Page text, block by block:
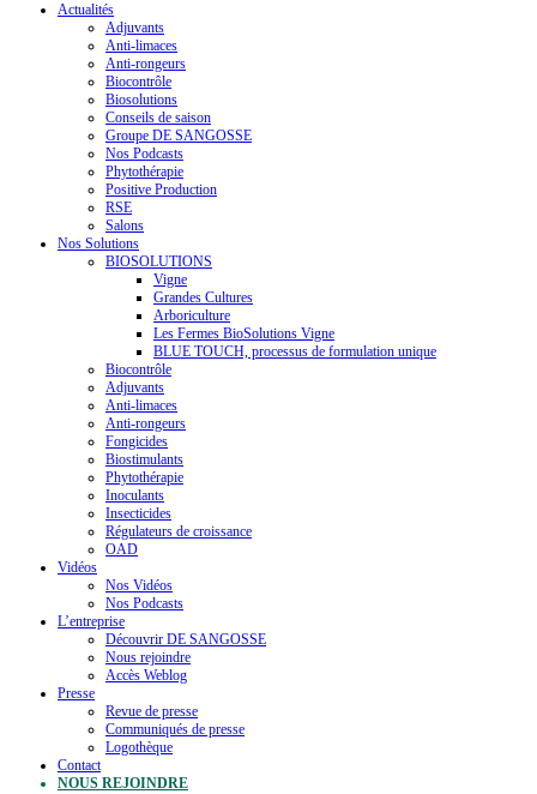
Actualités
Adjuvants
Anti-limaces
Anti-rongeurs
Biocontrôle
Biosolutions
Conseils de saison
Groupe DE SANGOSSE
Nos Podcasts
Phytothérapie
Positive Production
RSE
Salons
Nos Solutions
BIOSOLUTIONS
Vigne
Grandes Cultures
Arboriculture
Les Fermes BioSolutions Vigne
BLUE TOUCH, processus de formulation unique
Biocontrôle
Adjuvants
Anti-limaces
Anti-rongeurs
Fongicides
Biostimulants
Phytothérapie
Inoculants
Insecticides
Régulateurs de croissance
OAD
Vidéos
Nos Vidéos
Nos Podcasts
L’entreprise
Découvrir DE SANGOSSE
Nous rejoindre
Accès Weblog
Presse
Revue de presse
Communiqués de presse
Logothèque
Contact
NOUS REJOINDRE